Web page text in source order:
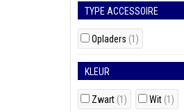
TYPE ACCESSOIRE
Opladers (1)
KLEUR
Zwart (1) Wit (1)